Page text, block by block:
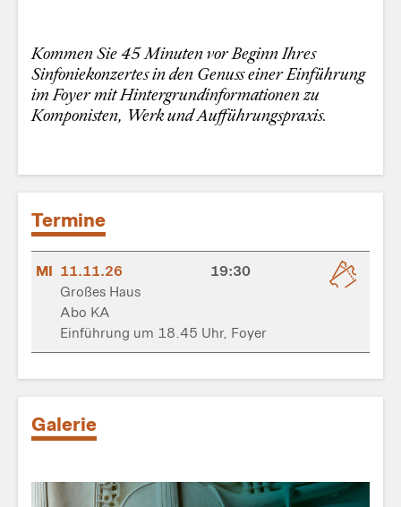
Kommen Sie 45 Minuten vor Beginn Ihres
Sinfoniekonzertes in den Genuss einer Einführung
im Foyer mit Hintergrundinformationen zu
Komponisten, Werk und Aufführungspraxis.
Termine
MI 11.11.26
19:30
Großes Haus
Abo KA
Einführung um 18.45 Uhr, Foyer
Galerie